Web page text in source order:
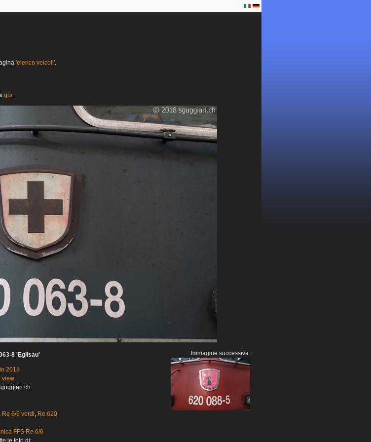
'elenco veicoli'.
qui.
8 'Eglisau'
2018
view
, Re 6/6 verdi, Re 620
FFS Re 6/6
Immagine successiva: